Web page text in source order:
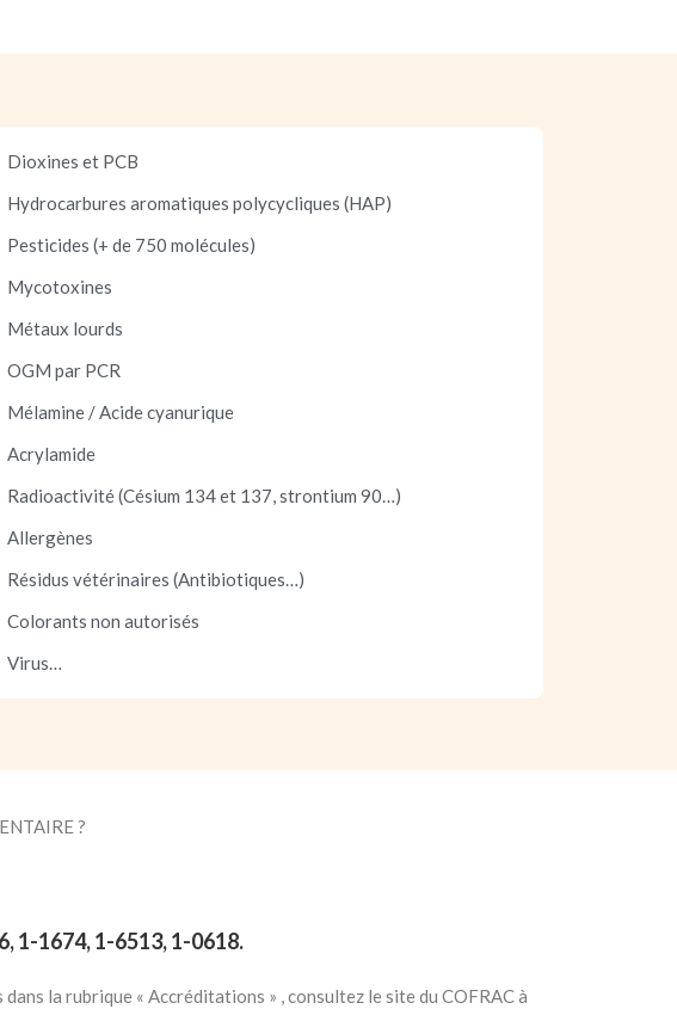
Dioxines et PCB
Hydrocarbures aromatiques polycycliques (HAP)
Pesticides (+ de 750 molécules)
Mycotoxines
Métaux lourds
OGM par PCR
Mélamine / Acide cyanurique
Acrylamide
Radioactivité (Césium 134 et 137, strontium 90…)
Allergènes
Résidus vétérinaires (Antibiotiques…)
Colorants non autorisés
Virus…
?
1-1674, 1-6513, 1-0618.
la rubrique « Accréditations » , consultez le site du COFRAC à